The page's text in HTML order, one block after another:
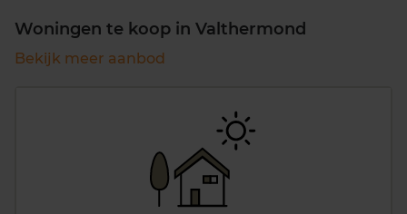
Woningen te koop in Valthermond
Bekijk meer aanbod